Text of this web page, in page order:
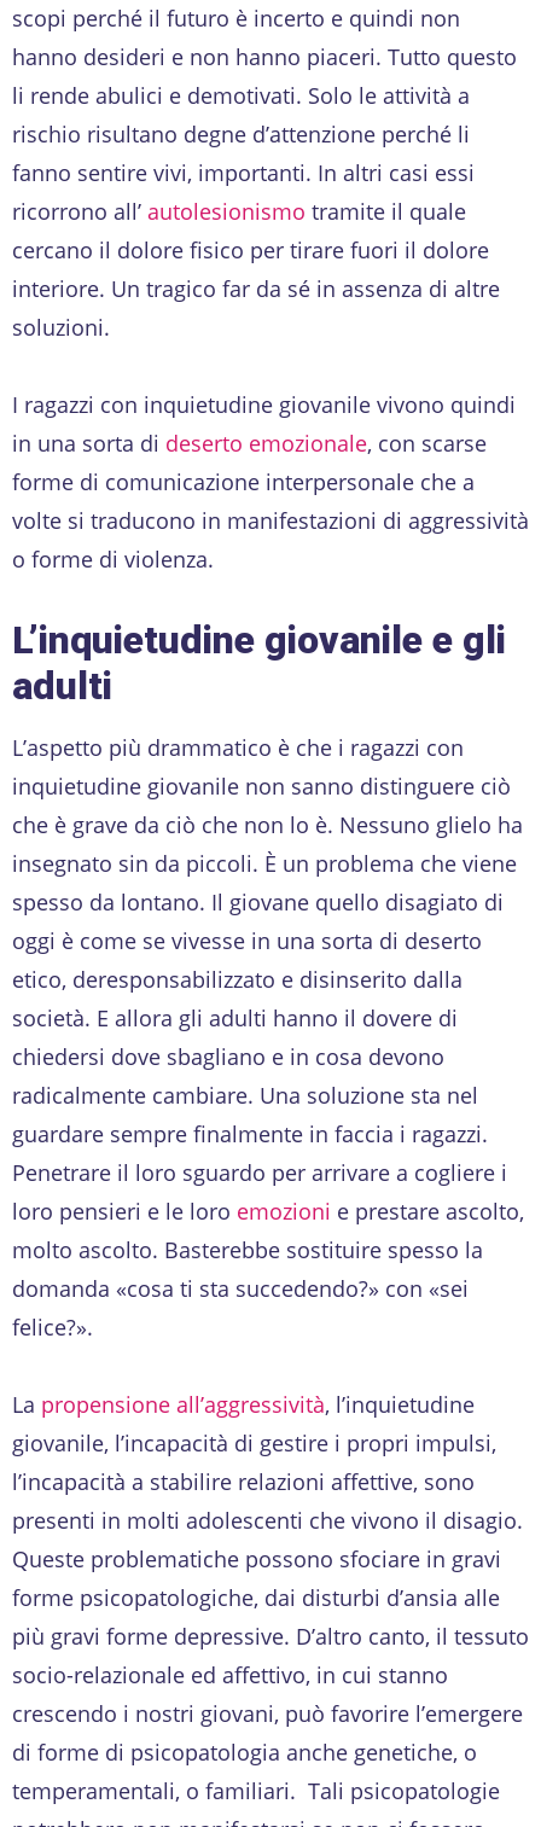
scopi perché il futuro è incerto e quindi non
hanno desideri e non hanno piaceri. Tutto questo
li rende abulici e demotivati. Solo le attività a
rischio risultano degne d’attenzione perché li
fanno sentire vivi, importanti. In altri casi essi
ricorrono all’ autolesionismo tramite il quale
cercano il dolore fisico per tirare fuori il dolore
interiore. Un tragico far da sé in assenza di altre
soluzioni.
I ragazzi con inquietudine giovanile vivono quindi
in una sorta di deserto emozionale, con scarse
forme di comunicazione interpersonale che a
volte si traducono in manifestazioni di aggressività
o forme di violenza.
L’inquietudine giovanile e gli
adulti
L’aspetto più drammatico è che i ragazzi con
inquietudine giovanile non sanno distinguere ciò
che è grave da ciò che non lo è. Nessuno glielo ha
insegnato sin da piccoli. È un problema che viene
spesso da lontano. Il giovane quello disagiato di
oggi è come se vivesse in una sorta di deserto
etico, deresponsabilizzato e disinserito dalla
società. E allora gli adulti hanno il dovere di
chiedersi dove sbagliano e in cosa devono
radicalmente cambiare. Una soluzione sta nel
guardare sempre finalmente in faccia i ragazzi.
Penetrare il loro sguardo per arrivare a cogliere i
loro pensieri e le loro emozioni e prestare ascolto,
molto ascolto. Basterebbe sostituire spesso la
domanda «cosa ti sta succedendo?» con «sei
felice?».
La propensione all’aggressività, l’inquietudine
giovanile, l’incapacità di gestire i propri impulsi,
l’incapacità a stabilire relazioni affettive, sono
presenti in molti adolescenti che vivono il disagio.
Queste problematiche possono sfociare in gravi
forme psicopatologiche, dai disturbi d’ansia alle
più gravi forme depressive. D’altro canto, il tessuto
socio-relazionale ed affettivo, in cui stanno
crescendo i nostri giovani, può favorire l’emergere
di forme di psicopatologia anche genetiche, o
temperamentali, o familiari. Tali psicopatologie